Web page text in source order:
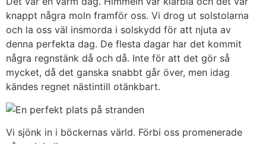
knappt några moln framför oss. Vi drog ut solstolarna
och la oss väl insmorda i solskydd för att njuta av
denna perfekta dag. De flesta dagar har det kommit
några regnstänk då och då. Inte för att det gör så
mycket, då det ganska snabbt går över, men idag
kändes regnet nästintill otänkbart.
Vi sjönk in i böckernas värld. Förbi oss promenerade